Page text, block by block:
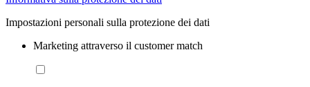
Impostazioni personali sulla protezione dei dati
Marketing attraverso il customer match